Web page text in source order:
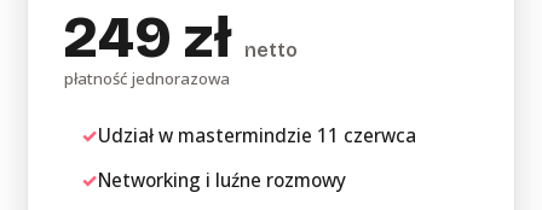
249 zł netto
płatność jednorazowa
✓Udział w mastermindzie 11 czerwca
✓Networking i luźne rozmowy